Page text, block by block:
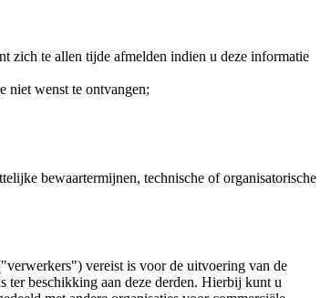
zich te allen tijde afmelden indien u deze informatie
niet wenst te ontvangen;
bewaartermijnen, technische of organisatorische
vereist is voor de uitvoering van de
ter beschikking aan deze derden. Hierbij kunt u